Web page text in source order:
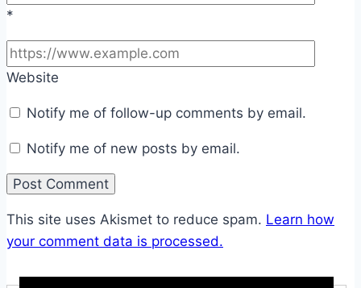
*
Website
Notify me of follow-up comments by email.
Notify me of new posts by email.
This site uses Akismet to reduce spam. Learn how
your comment data is processed.